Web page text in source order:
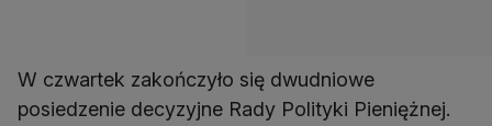
W czwartek zakończyło się dwudniowe
posiedzenie decyzyjne Rady Polityki Pieniężnej.